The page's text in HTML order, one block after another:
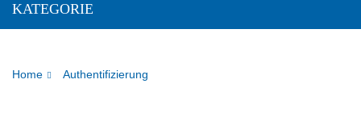
KATEGORIE
Home Authentifizierung